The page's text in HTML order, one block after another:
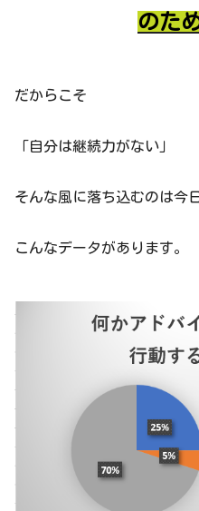
のた
だからこそ
「自分は継続力がない」
そんな風に落ち込むのは今
こんなデータがあります。